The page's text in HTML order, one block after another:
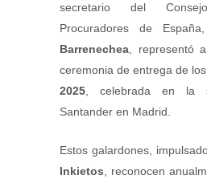
secretario del
Procuradores de
Barrenechea , representó
ceremonia de entrega de los
2025 , celebrada en la
Santander en Madrid.
Estos galardones,
Inkietos , reconocen